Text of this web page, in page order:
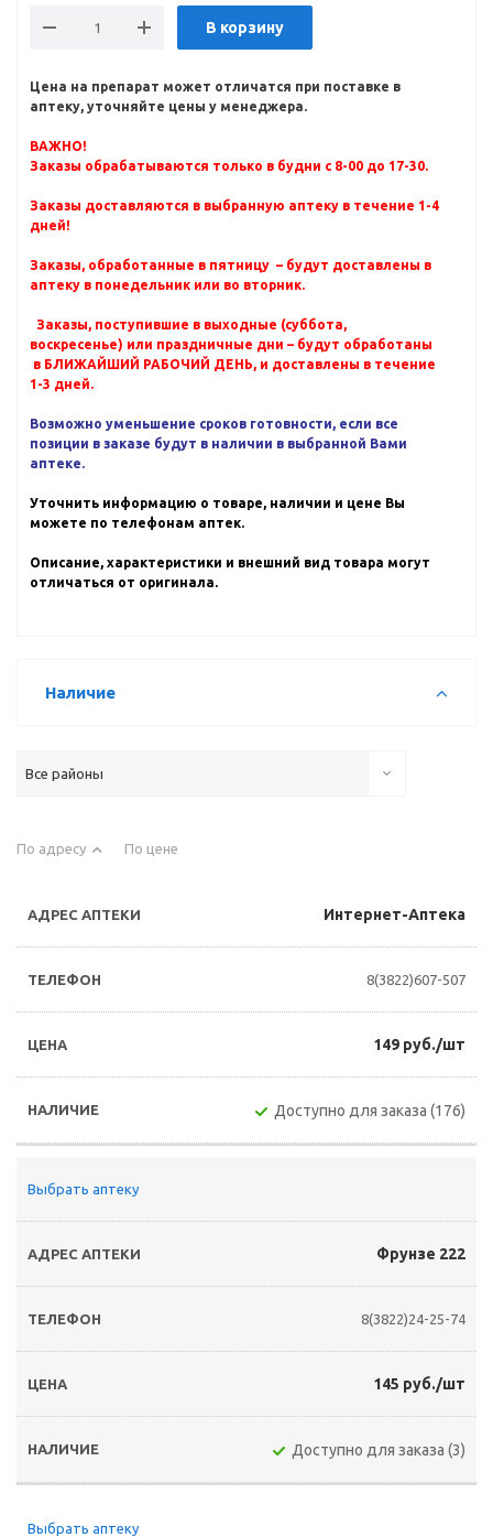
В корзину
Цена на препарат может отличатся при поставке в
аптеку, уточняйте цены у менеджера.
ВАЖНО!
Заказы обрабатываются только в будни с 8-00 до 17-30.
Заказы доставляются в выбранную аптеку в течение 1-4
дней!
Заказы, обработанные в пятницу – будут доставлены в
аптеку в понедельник или во вторник.
Заказы, поступившие в выходные (суббота,
воскресенье) или праздничные дни – будут обработаны
в БЛИЖАЙШИЙ РАБОЧИЙ ДЕНЬ, и доставлены в течение
1-3 дней.
Возможно уменьшение сроков готовности, если все
позиции в заказе будут в наличии в выбранной Вами
аптеке.
Уточнить информацию о товаре, наличии и цене Вы
можете по телефонам аптек.
Описание, характеристики и внешний вид товара могут
отличаться от оригинала.
Наличие
Все районы
По адресу По цене
Интернет-Аптека
8(3822)607-507
149 руб./шт
Доступно для заказа (176)
Выбрать аптеку
Фрунзе 222
8(3822)24-25-74
145 руб./шт
Доступно для заказа (3)
Выбрать аптеку